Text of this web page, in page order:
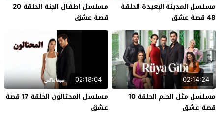
مسلسل المدينة البعيدة الحلقة
48 قصة عشق
مسلسل اطفال الجنة الحلقة 20
قصة عشق
02:14:24
مسلسل مثل الحلم الحلقة 10
قصة عشق
02:18:04
مسلسل المحتالون الحلقة 17 قصة
عشق